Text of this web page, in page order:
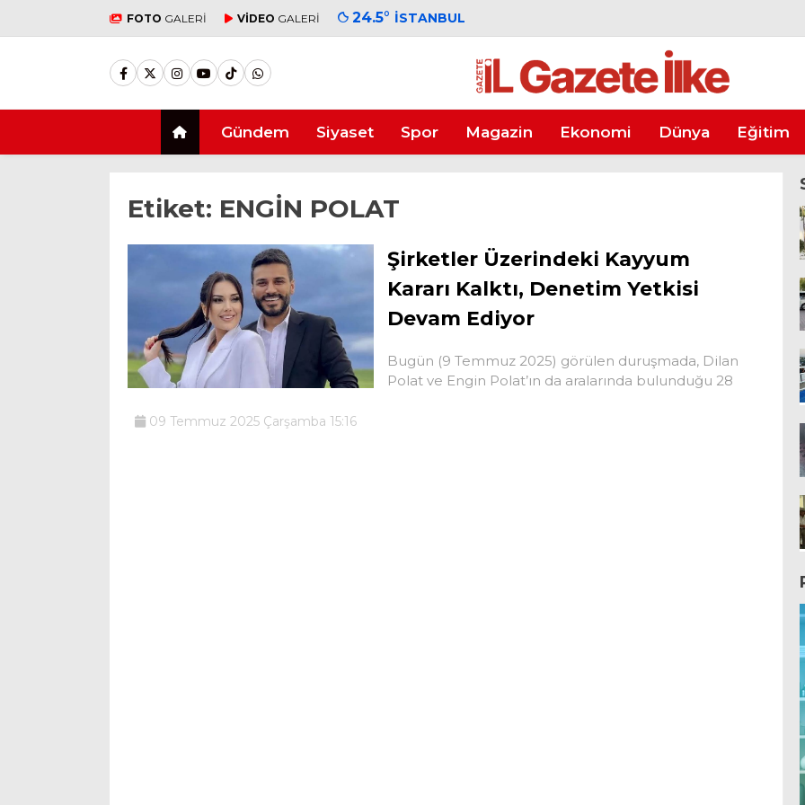
FOTO GALERİ VİDEO GALERİ 24.5° İSTANBUL
Gündem Siyaset Spor Magazin Ekonomi Dünya Eğitim
Etiket: ENGİN POLAT
Şirketler Üzerindeki Kayyum
Kararı Kalktı, Denetim Yetkisi
Devam Ediyor
Bugün (9 Temmuz 2025) görülen duruşmada, Dilan
Polat ve Engin Polat’ın da aralarında bulunduğu 28
09 Temmuz 2025 Çarşamba 15:16